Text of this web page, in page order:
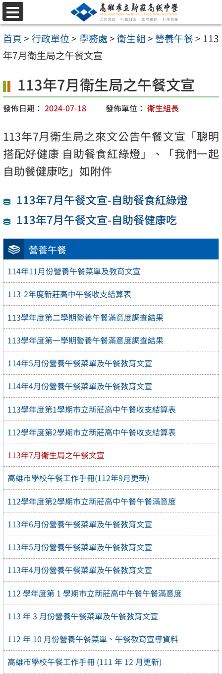
跳
至
主
要
容
區
選
單
首頁> 行政單位> 學務處>衛生組 > 營養午餐> 113
年7月衛生局之午餐文宣
營養午餐
114年11月份營養午餐菜單及教育文宣
113-2年度新莊高中午餐收支結算表
113學年度第二學期營養午餐滿意度調查結果
113學年度第一學期營養午餐滿意度調查結果
114年5月份營養午餐菜單及午餐教育文宣
114年4月份營養午餐菜單及午餐教育文宣
113學年度第1學期市立新莊高中午餐收支結算表
112學年度第2學期市立新莊高中午餐收支結算表
113年7月衛生局之午餐文宣
高雄市學校午餐工作手冊(112年9月更新)
112學年度第2學期市立新莊高中午餐午餐滿意度
113年6月份營養午餐菜單及午餐教育文宣
113年5月份營養午餐菜單及午餐教育文宣
113年4月份營養午餐菜單及午餐教育文宣
112 學年度第 1 學期市立新莊高中午餐午餐滿意度
113 年 3 月份營養午餐菜單及午餐教育文宣
112 年 10 月份營養午餐菜單、午餐教育宣導資料
高雄市學校午餐工作手冊 (111 年 12 月更新)
113年7月衛生局之午餐文宣
發佈日期： 2024-07-18 發佈單位： 衛生組長
113年7月衛生局之來文公告午餐文宣「聰明
搭配好健康 自助餐食紅綠燈」、「我們一起
自助餐健康吃」如附件
113年7月午餐文宣-自助餐食紅綠燈
113年7月午餐文宣-自助餐健康吃